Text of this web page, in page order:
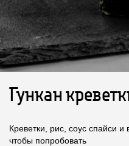
Гункан
Креветки, рис, соус спайси и
чтобы попробовать